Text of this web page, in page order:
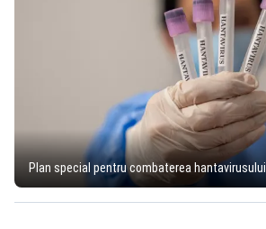
Plan special pentru combaterea hantavirusului